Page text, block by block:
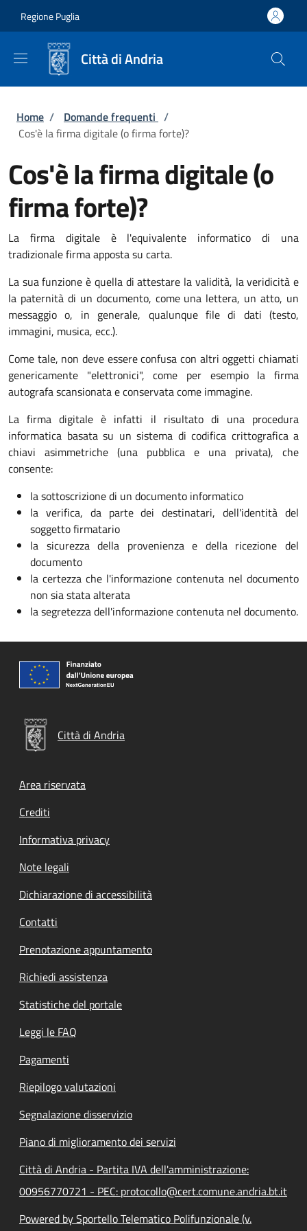
Regione Puglia
Città di Andria
Briciole di pane
Home / Domande frequenti /
Cos'è la firma digitale (o firma forte)?
Cos'è la firma digitale (o
firma forte)?
La firma digitale è l'equivalente informatico di una
tradizionale firma apposta su carta.
La sua funzione è quella di attestare la validità, la veridicità e
la paternità di un documento, come una lettera, un atto, un
messaggio o, in generale, qualunque file di dati (testo,
immagini, musica, ecc.).
Come tale, non deve essere confusa con altri oggetti chiamati
genericamente "elettronici", come per esempio la firma
autografa scansionata e conservata come immagine.
La firma digitale è infatti il risultato di una procedura
informatica basata su un sistema di codifica crittografica a
chiavi asimmetriche (una pubblica e una privata), che
consente:
la sottoscrizione di un documento informatico
la verifica, da parte dei destinatari, dell'identità del
soggetto firmatario
la sicurezza della provenienza e della ricezione del
documento
la certezza che l'informazione contenuta nel documento
non sia stata alterata
la segretezza dell'informazione contenuta nel documento.
Città di Andria
Footer menu
Area riservata
Crediti
Informativa privacy
Note legali
Dichiarazione di accessibilità
Contatti
Prenotazione appuntamento
Richiedi assistenza
Statistiche del portale
Leggi le FAQ
Pagamenti
Riepilogo valutazioni
Segnalazione disservizio
Piano di miglioramento dei servizi
Città di Andria - Partita IVA dell'amministrazione:
00956770721 - PEC: protocollo@cert.comune.andria.bt.it
Powered by Sportello Telematico Polifunzionale (v.